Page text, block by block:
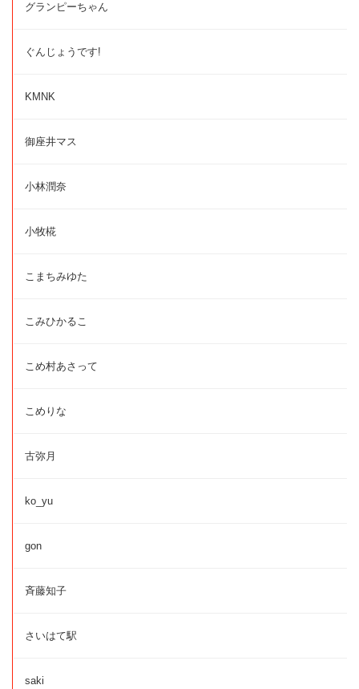
グランピーちゃん
ぐんじょうです!
KMNK
御座井マス
小林潤奈
小牧椛
こまちみゆた
こみひかるこ
こめ村あさって
こめりな
古弥月
ko_yu
gon
斉藤知子
さいはて駅
saki